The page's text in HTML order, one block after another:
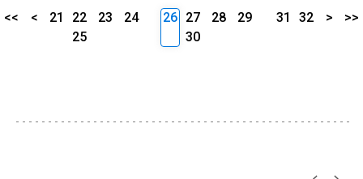
<< < 21 22 23
24
25
26 27 28
29
30
31 32 > >>